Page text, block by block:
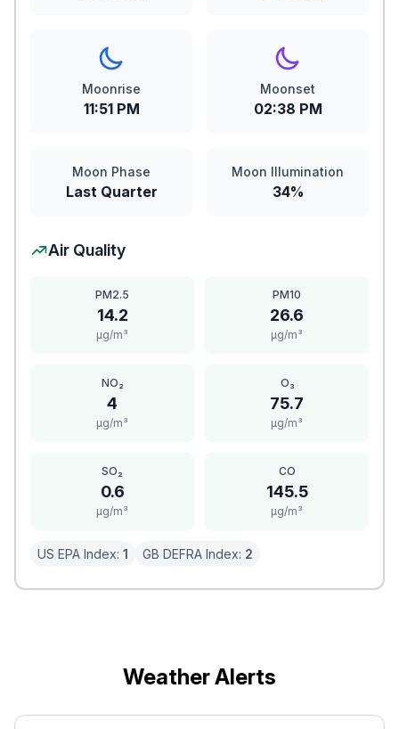
Moonrise
11:51 PM
Moonset
02:38 PM
Moon Phase
Last Quarter
Moon Illumination
34%
Air Quality
PM2.5
14.2
μg/m³
PM10
26.6
μg/m³
NO₂
4
μg/m³
O₃
75.7
μg/m³
SO₂
0.6
μg/m³
CO
145.5
μg/m³
US EPA Index: 1 GB DEFRA Index: 2
Weather Alerts